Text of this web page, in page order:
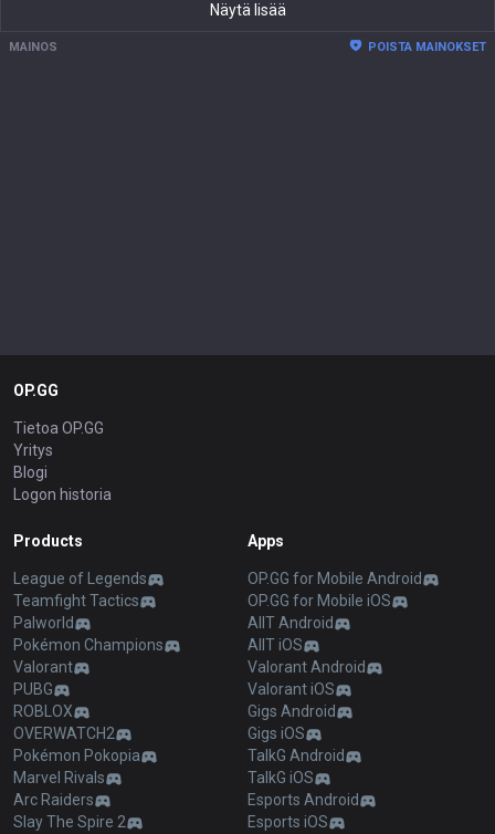
Näytä lisää
MAINOS POISTA MAINOKSET
OP.GG
Tietoa OP.GG
Yritys
Blogi
Logon historia
Products
League of Legends
Teamfight Tactics
Palworld
Pokémon Champions
Valorant
PUBG
ROBLOX
OVERWATCH2
Pokémon Pokopia
Marvel Rivals
Arc Raiders
Slay The Spire 2
Apps
OP.GG for Mobile Android
OP.GG for Mobile iOS
AllT Android
AllT iOS
Valorant Android
Valorant iOS
Gigs Android
Gigs iOS
TalkG Android
TalkG iOS
Esports Android
Esports iOS